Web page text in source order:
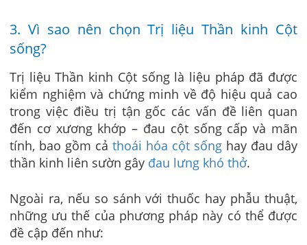
3. Vì sao nên chọn Trị liệu Thần kinh Cột
sống?
Trị liệu Thần kinh Cột sống là liệu pháp đã được
kiểm nghiệm và chứng minh về độ hiệu quả cao
trong việc điều trị tận gốc các vấn đề liên quan
đến cơ xương khớp – đau cột sống cấp và mãn
tính, bao gồm cả thoái hóa cột sống hay đau dây
thần kinh liên sườn gây đau lưng khó thở.
Ngoài ra, nếu so sánh với thuốc hay phẫu thuật,
những ưu thế của phương pháp này có thể được
đề cập đến như: